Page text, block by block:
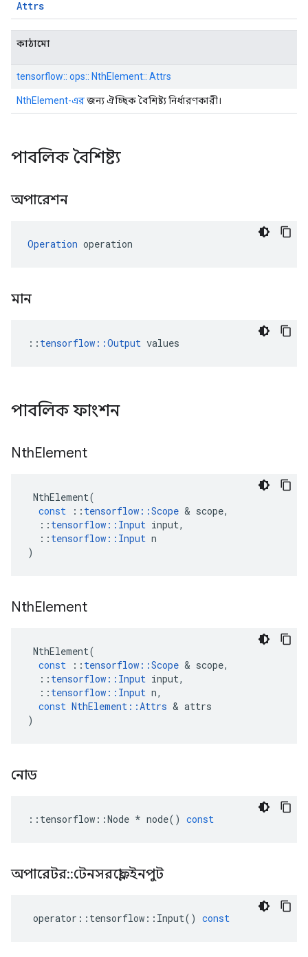
Attrs
কাঠামো
tensorflow:: ops:: NthElement:: Attrs
NthElement-এরজন্য ঐচ্ছিক বৈশিষ্ট্য নির্ধারণকারী।
পাবলিক বৈশিষ্ট্য
অপারেশন
Operation operation
মান
:: tensorflow::Output values
পাবলিক ফাংশন
NthElement
NthElement(
const
:: tensorflow ::Scope & scope,
:: tensorflow :: Input input,
:: tensorflow :: Input n
)
NthElement
NthElement(
const
:: tensorflow ::Scope & scope,
:: tensorflow :: Input input,
:: tensorflow :: Input n,
const NthElement ::Attrs & attrs
)
নোড
:: tensorflow ::Node * node() const
অপারেটর::টেনসরফ্লো::ইনপুট
operator :: tensorflow :: Input() const